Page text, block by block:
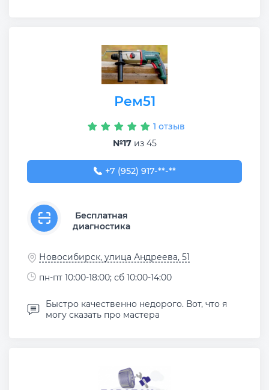
Рем51
1 отзыв
№17из 45
+7 (952) 917-86-21
+7 (952) 917-**-**
Бесплатная
диагностика
Новосибирск, улица Андреева, 51
пн-пт 10:00-18:00; сб 10:00-14:00
Быстро качественно недорого. Вот, что я
могу сказать про мастера